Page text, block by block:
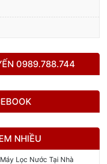
tử:
làm lạnh cho thiết bị, giúp
làm lạnh nhanh hơn, ổn định
Flo,…
0989.788.744
NHIỀU
Lọc Nước Tại Nhà